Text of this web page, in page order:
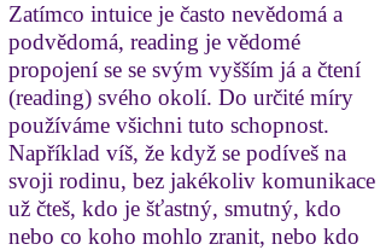
Zatímco intuice je často nevědomá a
podvědomá, reading je vědomé
propojení se se svým vyšším já a čtení
(reading) svého okolí. Do určité míry
používáme všichni tuto schopnost.
Například víš, že když se podíveš na
svoji rodinu, bez jakékoliv komunikace
už čteš, kdo je šťastný, smutný, kdo
nebo co koho mohlo zranit, nebo kdo